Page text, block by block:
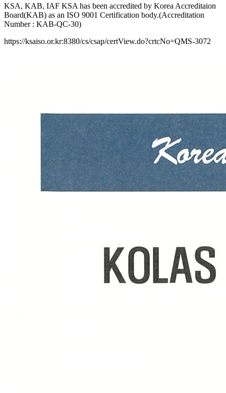
KSA, KAB, IAF KSA has been accredited by Korea Accreditaion
Board(KAB) as an ISO 9001 Certification body.(Accreditation
Number : KAB-QC-30)
https://ksaiso.or.kr:8380/cs/csap/certView.do?crtcNo=QMS-3072